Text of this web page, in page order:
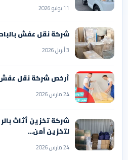
11 يوليو 2026
شركة نقل عفش
3 أبريل 2026
أرخص شركة نقل
24 مارس 2026
شركة تخزين أثاث
لتخزين آمن…
24 مارس 2026